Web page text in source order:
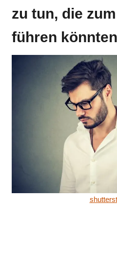
zu tun, die
führen könnten